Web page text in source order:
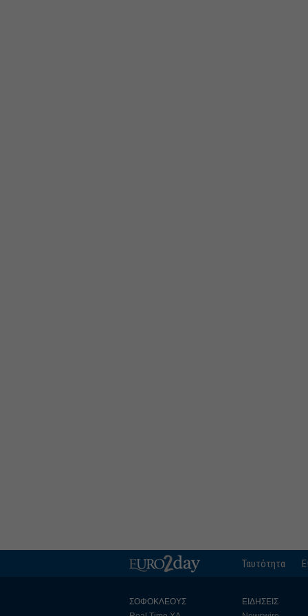
Ταυτότητα
ΣΟΦΟΚΛΕΟΥΣ
ΕΙΔΗΣΕΙΣ